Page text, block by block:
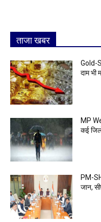
ताजा खबर
Gold-
दाम
MP
कई
PM-
जान,